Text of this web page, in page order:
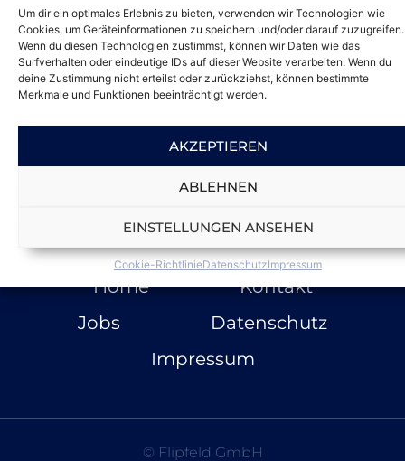
Um dir ein optimales Erlebnis zu bieten, verwenden wir Technologien wie
Cookies, um Geräteinformationen zu speichern und/oder darauf zuzugreifen.
Wenn du diesen Technologien zustimmst, können wir Daten wie das
Surfverhalten oder eindeutige IDs auf dieser Website verarbeiten. Wenn du
deine Zustimmung nicht erteilst oder zurückziehst, können bestimmte
Merkmale und Funktionen beeinträchtigt werden.
AKZEPTIEREN
ABLEHNEN
EINSTELLUNGEN ANSEHEN
Cookie-RichtlinieDatenschutzImpressum
LET'S TALK
Gemeinsam
Mehr*Wert
Home
Kontakt
Jobs
Datenschutz
Impressum
© Flipfeld GmbH